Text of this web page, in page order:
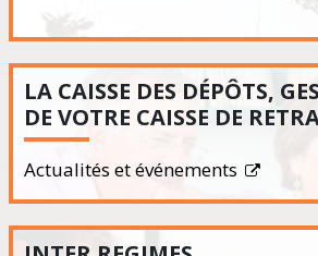
LA CAISSE DES DÉPÔTS,
DE VOTRE CAISSE DE
Actualités et événements